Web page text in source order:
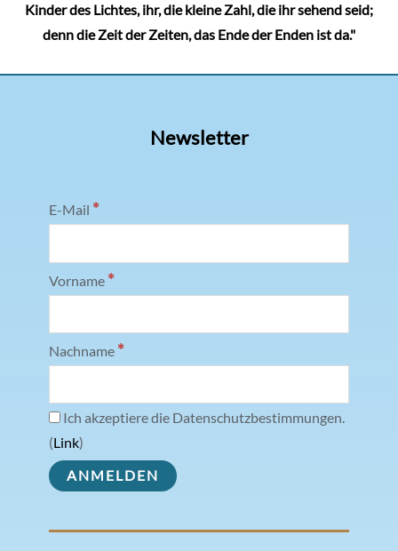
Kinder des Lichtes, ihr, die kleine Zahl, die ihr sehend seid;
denn die Zeit der Zeiten, das Ende der Enden ist da."
Newsletter
E-Mail *
Vorname *
Nachname *
Ich akzeptiere die Datenschutzbestimmungen.
(Link)